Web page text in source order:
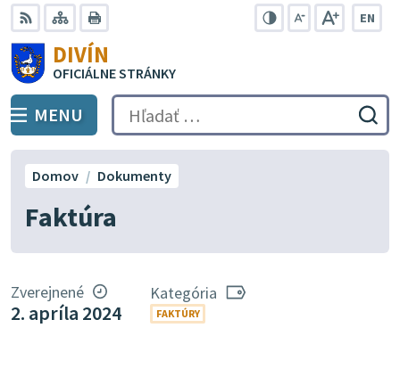
Preskočiť
na
obsah
RSS Mapa
EN
DIVÍN
OFICIÁLNE STRÁNKY
PREPNÚŤ
MENU Hľadať:
Faktúra
Domov Dokumenty
Zverejnené
2. apríla 2024
Kategória
FAKTÚRY